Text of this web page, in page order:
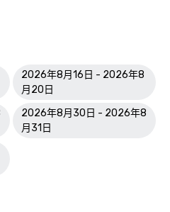
2026年8月16日 - 2026年8
月20日
2026年8月30日 - 2026年8
月31日